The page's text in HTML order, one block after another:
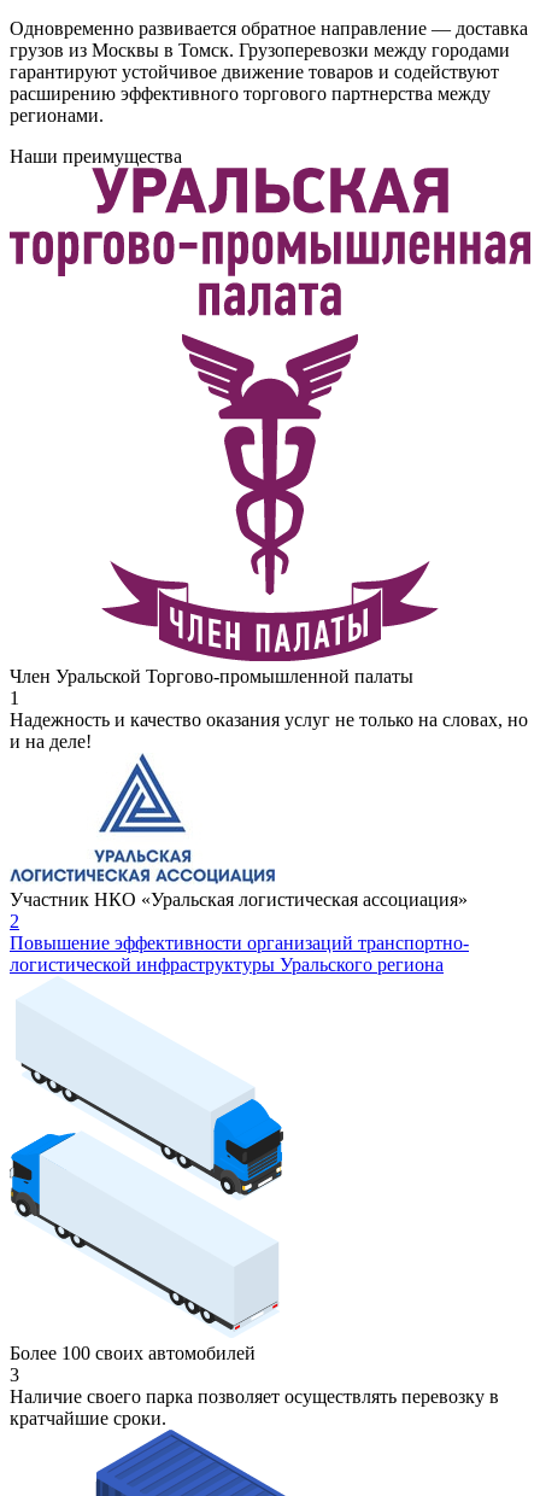
Одновременно развивается обратное направление — доставка
грузов из Москвы в Томск. Грузоперевозки между городами
гарантируют устойчивое движение товаров и содействуют
расширению эффективного торгового партнерства между
регионами.
Наши преимущества
Член Уральской Торгово-промышленной палаты
1
Надежность и качество оказания услуг не только на словах, но
и на деле!
Участник НКО «Уральская логистическая ассоциация»
2
Повышение эффективности организаций транспортно-
логистической инфраструктуры Уральского региона
Более 100 своих автомобилей
3
Наличие своего парка позволяет осуществлять перевозку в
кратчайшие сроки.